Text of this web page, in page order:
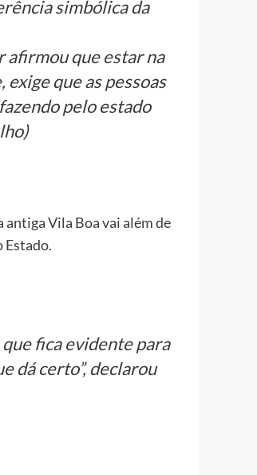
afirmou que estar na
que as pessoas
pelo estado
Vila Boa vai além de
Estado.
fica evidente para
dá certo”, declarou